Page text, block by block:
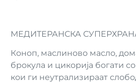
МЕДИТЕРАНСКА
Коноп, маслиново масло,
брокула и цикорија богати
кои ги неутрализираат